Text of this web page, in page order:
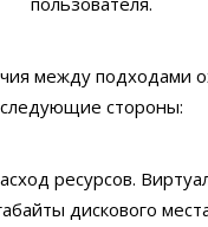
между подходами
следующие стороны:
ресурсов.
дискового